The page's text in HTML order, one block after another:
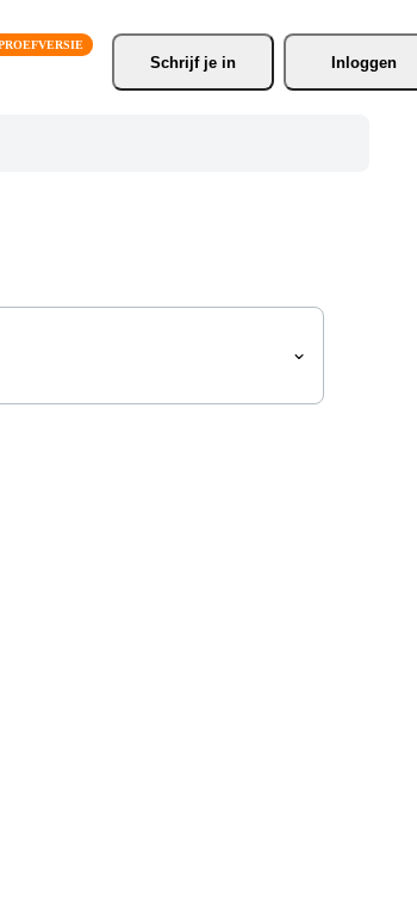
Schrijf je in Inloggen